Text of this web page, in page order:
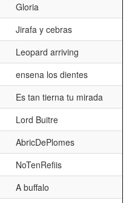
Gloria
Jirafa y cebras
Leopard arriving
ensena los dientes
Es tan tierna tu mirada
Lord Buitre
AbricDePlomes
NoTenRefiis
A buffalo